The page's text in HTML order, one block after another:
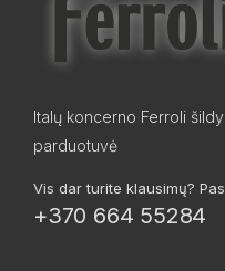
Italų koncerno Ferroli
parduotuvė
Vis dar turite klausimų?
+370 664 55284